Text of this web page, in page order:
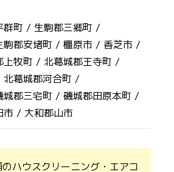
群町 / 生駒郡三郷町 /
駒郡安堵町 /橿原市 /香芝市 /
上牧町 /北葛城郡王寺町 /
北葛城郡河合町 /
城郡三宅町 /磯城郡田原本町 /
市 / 大和郡山市
ハウスクリーニング・エアコ